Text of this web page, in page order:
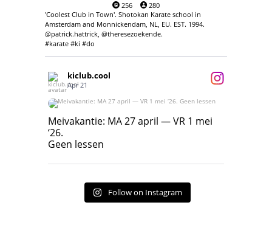
256
280
'Coolest Club in Town'. Shotokan Karate school in
Amsterdam and Monnickendam, NL, EU. EST. 1994.
@patrick.hattrick, @theresezoekende.
#karate #ki #do
kiclub.cool
Apr 21
Meivakantie: MA 27 april — VR 1 mei ‘26.
Geen lessen
Meivakantie: MA 27 april — VR 1 mei
‘26.
Geen lessen
Follow on Instagram